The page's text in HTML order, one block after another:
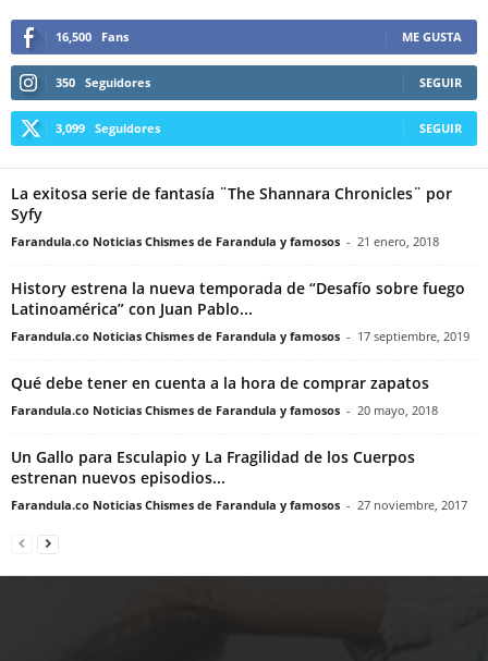
16,500 Fans ME GUSTA
350 Seguidores SEGUIR
3,099 Seguidores SEGUIR
La exitosa serie de fantasía ¨The Shannara Chronicles¨ por
Syfy
Farandula.co Noticias Chismes de Farandula y famosos - 21 enero, 2018
History estrena la nueva temporada de “Desafío sobre fuego
Latinoamérica” con Juan Pablo...
Farandula.co Noticias Chismes de Farandula y famosos - 17 septiembre, 2019
Qué debe tener en cuenta a la hora de comprar zapatos
Farandula.co Noticias Chismes de Farandula y famosos - 20 mayo, 2018
Un Gallo para Esculapio y La Fragilidad de los Cuerpos
estrenan nuevos episodios...
Farandula.co Noticias Chismes de Farandula y famosos - 27 noviembre, 2017